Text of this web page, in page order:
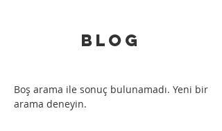
Blog
Boş arama ile sonuç bulunamadı. Yeni bir
arama deneyin.